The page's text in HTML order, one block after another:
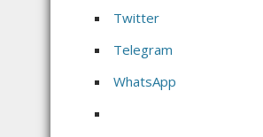
Twitter
Telegram
WhatsApp